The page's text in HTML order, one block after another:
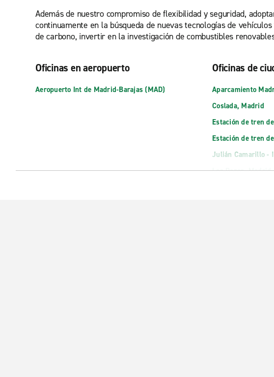
Además de nuestro compromiso de flexibilidad y seguridad,
continuamente en la búsqueda de nuevas tecnologías de
de carbono, invertir en la investigación de combustibles
Oficinas en aeropuerto
Aeropuerto Int de Madrid-Barajas (MAD)
Oficinas de
Aparcamiento
Coslada, Madrid
Estación de tren
Estación de tren
Julián Camarillo -
Las Rozas, Madrid